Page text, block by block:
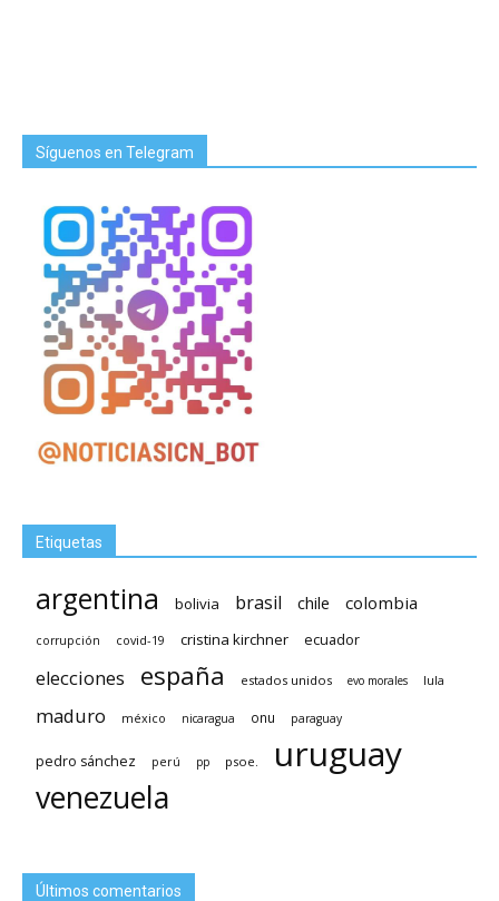
Síguenos en Telegram
Etiquetas
argentina bolivia brasil chile colombia
corrupción covid-19 cristina kirchner ecuador
elecciones españa estados unidos evo morales lula
maduro méxico nicaragua onu paraguay
pedro sánchez perú pp psoe. uruguay
venezuela
Últimos comentarios